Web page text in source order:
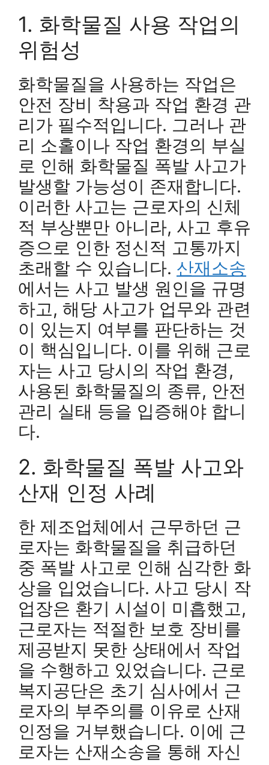
1. 화학물질 사용 작업의
위험성
화학물질을 사용하는 작업은
안전 장비 착용과 작업 환경 관
리가 필수적입니다. 그러나 관
리 소홀이나 작업 환경의 부실
로 인해 화학물질 폭발 사고가
발생할 가능성이 존재합니다.
이러한 사고는 근로자의 신체
적 부상뿐만 아니라, 사고 후유
증으로 인한 정신적 고통까지
초래할 수 있습니다. 산재소송
에서는 사고 발생 원인을 규명
하고, 해당 사고가 업무와 관련
이 있는지 여부를 판단하는 것
이 핵심입니다. 이를 위해 근로
자는 사고 당시의 작업 환경,
사용된 화학물질의 종류, 안전
관리 실태 등을 입증해야 합니
다.
2. 화학물질 폭발 사고와
산재 인정 사례
한 제조업체에서 근무하던 근
로자는 화학물질을 취급하던
중 폭발 사고로 인해 심각한 화
상을 입었습니다. 사고 당시 작
업장은 환기 시설이 미흡했고,
근로자는 적절한 보호 장비를
제공받지 못한 상태에서 작업
을 수행하고 있었습니다. 근로
복지공단은 초기 심사에서 근
로자의 부주의를 이유로 산재
인정을 거부했습니다. 이에 근
로자는 산재소송을 통해 자신